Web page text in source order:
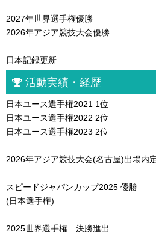
2027年世界選手権優勝
2026年アジア競技大会優勝
日本記録更新
活動実績・経歴
日本ユース選手権2021 1位
日本ユース選手権2022 2位
日本ユース選手権2023 2位
2026年アジア競技大会(名古屋)出場内
スピードジャパンカップ2025 優勝
(日本選手権)
2025世界選手権 決勝進出